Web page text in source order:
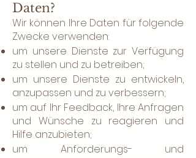
Daten?
Wir können Ihre Daten für folgende
Zwecke verwenden:
um unsere Dienste zur Verfügung
zu stellen und zu betreiben;
um unsere Dienste zu entwickeln,
anzupassen und zu verbessern;
um auf Ihr Feedback, Ihre Anfragen
und Wünsche zu reagieren und
Hilfe anzubieten;
um Anforderungs- und